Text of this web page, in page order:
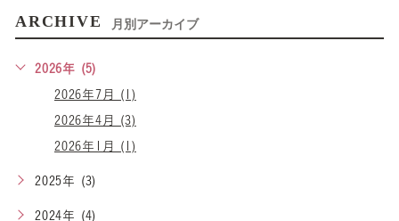
ARCHIVE 月別アーカイブ
2026年 (5)
2026年7月 (1)
2026年4月 (3)
2026年1月 (1)
2025年 (3)
2024年 (4)